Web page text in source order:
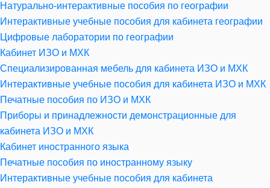
Натурально-интерактивные пособия по географии
Интерактивные учебные пособия для кабинета географии
Цифровые лаборатории по географии
Кабинет ИЗО и МХК
Специализированная мебель для кабинета ИЗО и МХК
Интерактивные учебные пособия для кабинета ИЗО и МХК
Печатные пособия по ИЗО и МХК
Приборы и принадлежности демонстрационные для
кабинета ИЗО и МХК
Кабинет иностранного языка
Печатные пособия по иностранному языку
Интерактивные учебные пособия для кабинета